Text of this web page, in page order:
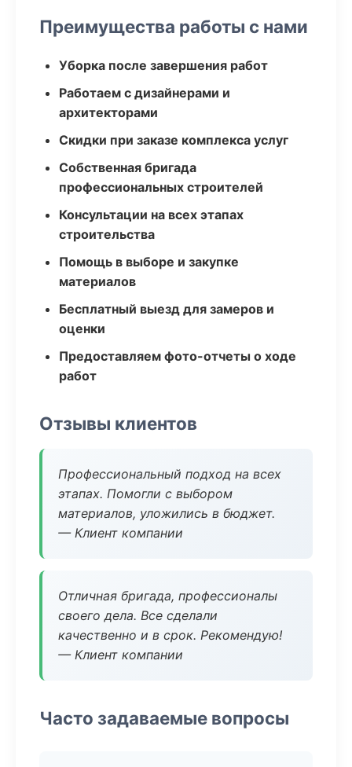
Преимущества работы с нами
Уборка после завершения работ
Работаем с дизайнерами и
архитекторами
Скидки при заказе комплекса услуг
Собственная бригада
профессиональных строителей
Консультации на всех этапах
строительства
Помощь в выборе и закупке
материалов
Бесплатный выезд для замеров и
оценки
Предоставляем фото-отчеты о ходе
работ
Отзывы клиентов
Профессиональный подход на всех
этапах. Помогли с выбором
материалов, уложились в бюджет.
— Клиент компании
Отличная бригада, профессионалы
своего дела. Все сделали
качественно и в срок. Рекомендую!
— Клиент компании
Часто задаваемые вопросы